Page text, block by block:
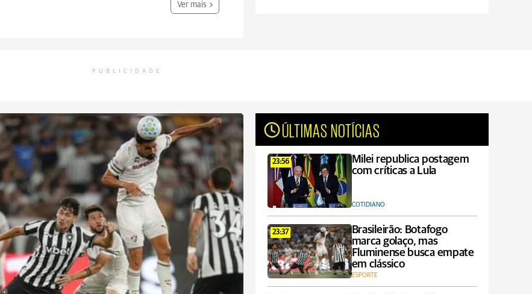
Ver mais
PUBLICIDADE
ÚLTIMAS NOTÍCIAS
23:56
Milei republica postagem
com críticas a Lula
COTIDIANO
23:37
Brasileirão: Botafogo
marca golaço, mas
Fluminense busca empate
em clássico
ESPORTE